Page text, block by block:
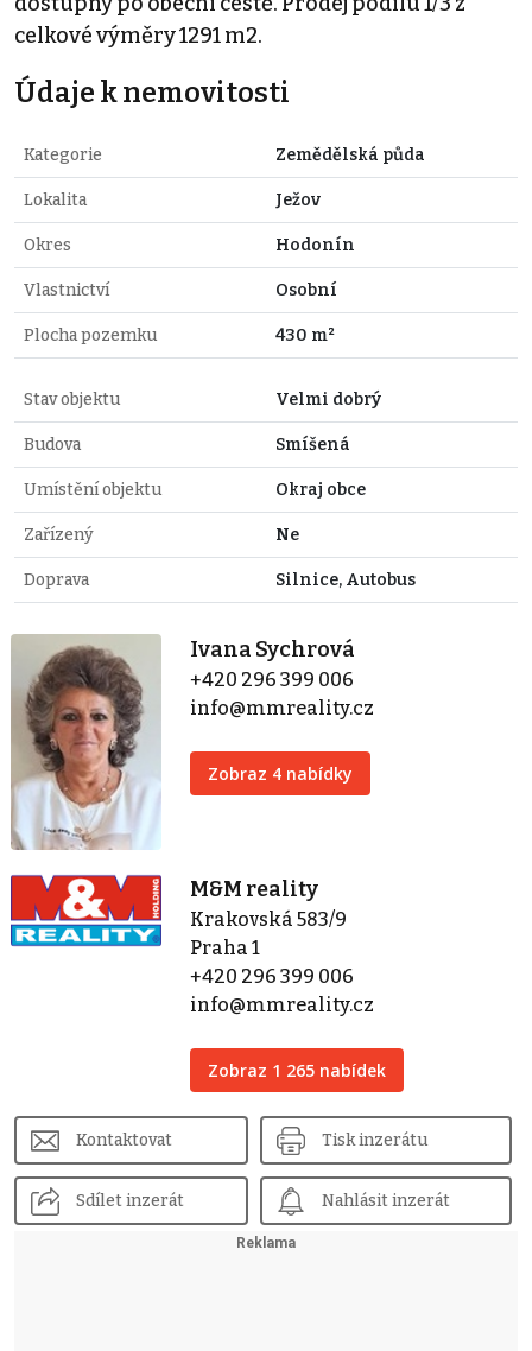
celkové výměry 1291 m2.
Údaje k nemovitosti
Kategorie Zemědělská půda
Lokalita Ježov
Okres Hodonín
Vlastnictví Osobní
Plocha pozemku 430 m²
Stav objektu Velmi dobrý
Budova Smíšená
Umístění objektu Okraj obce
Zařízený Ne
Doprava Silnice, Autobus
Ivana Sychrová
+420 296 399 006
info@mmreality.cz
Zobraz 4 nabídky
M&M reality
Krakovská 583/9
Praha 1
+420 296 399 006
info@mmreality.cz
Zobraz 1 265 nabídek
Kontaktovat Tisk inzerátu
Sdílet inzerát Nahlásit inzerát